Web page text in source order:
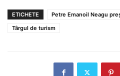
ETICHETE
Petre Emanoil Neagu
Târgul de turism